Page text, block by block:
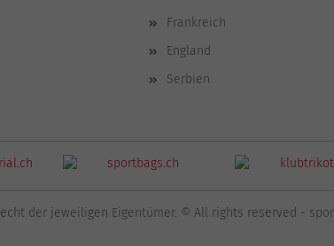
Frankreich
England
Serbien
der jeweiligen Eigentümer. © All rights reserved -